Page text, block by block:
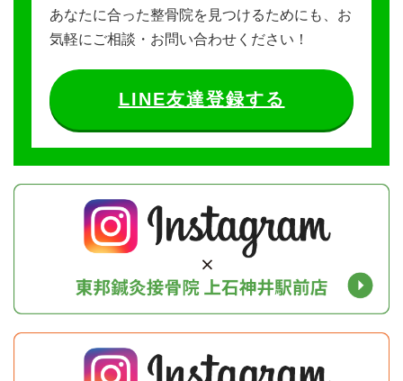
あなたに合った整骨院を見つけるためにも、お
気軽にご相談・お問い合わせください！
LINE友達登録する